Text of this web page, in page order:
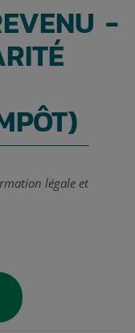
-
légale et